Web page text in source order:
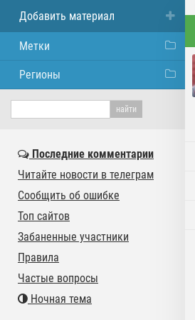
Добавить материал
Метки
Регионы
Последние комментарии
Читайте новости в телеграм
Сообщить об ошибке
Топ сайтов
Забаненные участники
Правила
Частые вопросы
Ночная тема